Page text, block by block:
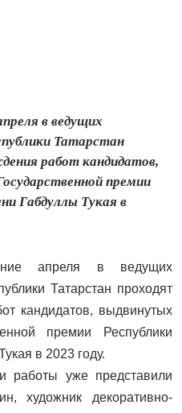
в ведущих
Татарстан
работ кандидатов,
премии
Габдуллы Тукая в
апреля в ведущих
Татарстан проходят
кандидатов, выдвинутых
премии Республики
в 2023 году.
работы уже представили
художник декоративно-